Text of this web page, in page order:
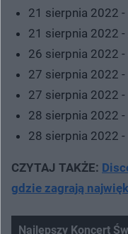
21 sierpnia 2022
21 sierpnia 2022
26 sierpnia 2022
27 sierpnia 2022
27 sierpnia 2022
28 sierpnia 2022
28 sierpnia 2022
CZYTAJ TAKŻE:
gdzie zagrają
Najlepszy Koncert